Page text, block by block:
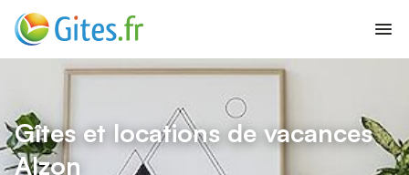
Gîtes et locations de vacances
Alzon